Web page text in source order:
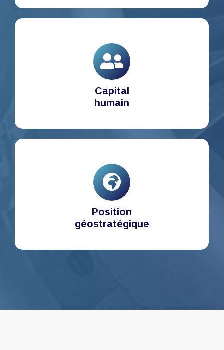
Capital
humain
Position
géostratégique